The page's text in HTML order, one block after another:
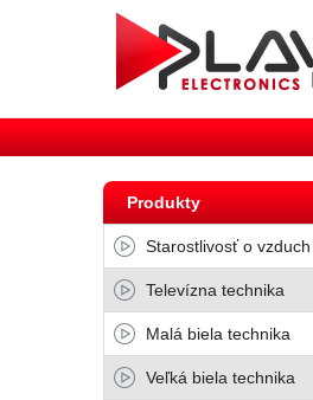
Produkty
Starostlivosť o vzduch
Televízna technika
Malá biela technika
Veľká biela technika